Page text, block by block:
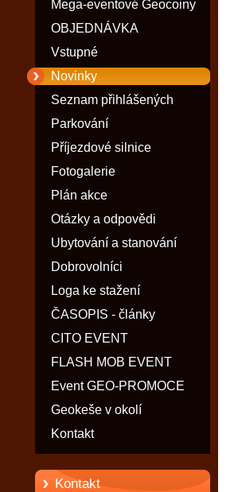
Mega-eventové Geocoiny
OBJEDNÁVKA
Vstupné
Novinky
Seznam přihlášených
Parkování
Příjezdové silnice
Fotogalerie
Plán akce
Otázky a odpovědi
Ubytování a stanování
Dobrovolníci
Loga ke stažení
ČASOPIS - články
CITO EVENT
FLASH MOB EVENT
Event GEO-PROMOCE
Geokeše v okolí
Kontakt
Kontakt